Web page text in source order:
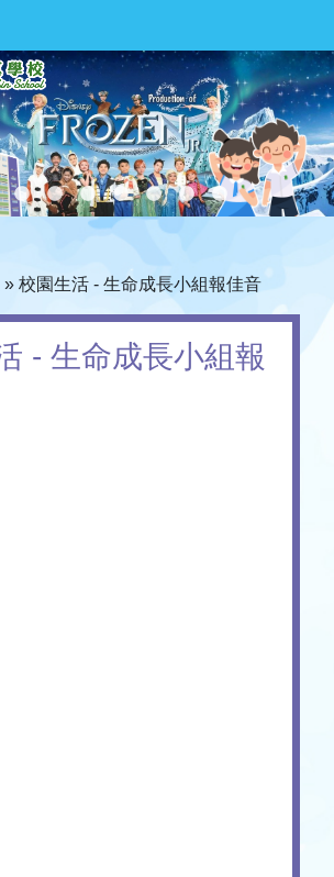
» 校園生活 - 生命成長小組報佳音
- 生命成長小組報